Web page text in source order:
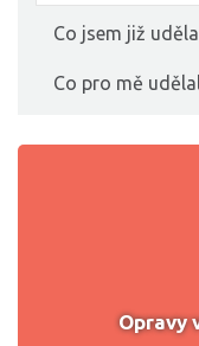
Co jsem již
Co pro mě
Opravy